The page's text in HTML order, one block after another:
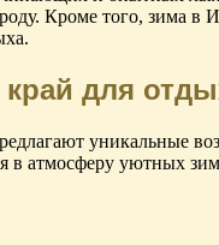
Кроме того, зима в
для
уникальные
в атмосферу уютных